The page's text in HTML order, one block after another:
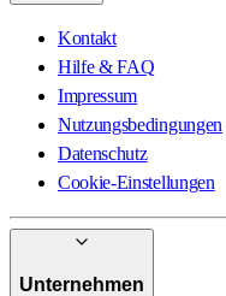
Kontakt
Hilfe & FAQ
Impressum
Nutzungsbedingungen
Datenschutz
Cookie-Einstellungen
Unternehmen